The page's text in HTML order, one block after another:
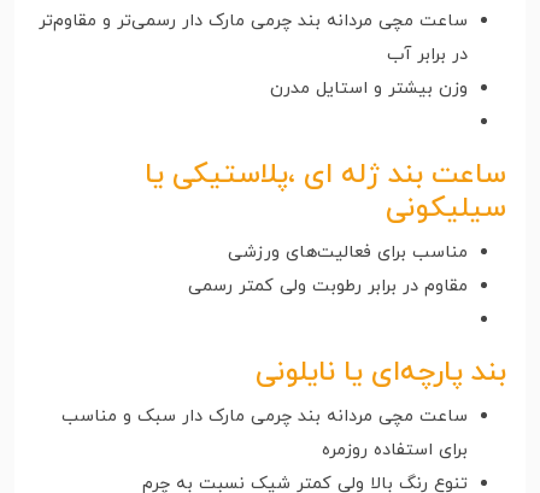
ساعت مچی مردانه بند چرمی مارک دار رسمی‌تر و مقاوم‌تر
در برابر آب
وزن بیشتر و استایل مدرن
ساعت بند ژله ای ،پلاستیکی یا
سیلیکونی
مناسب برای فعالیت‌های ورزشی
مقاوم در برابر رطوبت ولی کمتر رسمی
بند پارچه‌ای یا نایلونی
ساعت مچی مردانه بند چرمی مارک دار سبک و مناسب
برای استفاده روزمره
تنوع رنگ بالا ولی کمتر شیک نسبت به چرم